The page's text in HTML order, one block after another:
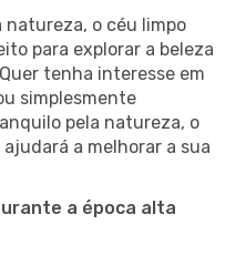
natureza, o céu limpo
para explorar a beleza
tenha interesse em
simplesmente
pela natureza, o
a melhorar a sua
a época alta